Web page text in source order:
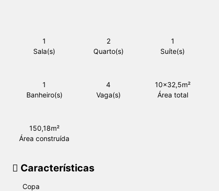
1
Sala(s)
2
Quarto(s)
1
Suíte(s)
1
Banheiro(s)
4
Vaga(s)
10x32,5m²
Área total
150,18m²
Área construída
Características
Copa